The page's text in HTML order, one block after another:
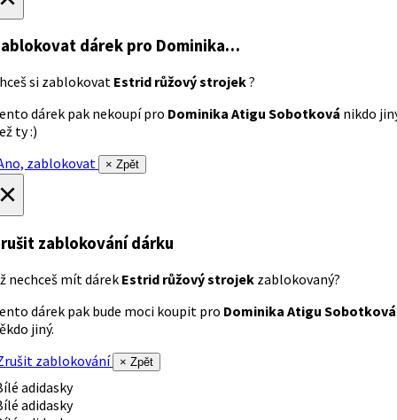
dárek pro Dominika…
si zablokovat Estrid růžový strojek?
dárek pak nekoupí pro Dominika Atigu Sobotková nikdo
ty :)
zablokovat
× Zpět
zablokování dárku
nechceš mít dárek Estrid růžový strojek zablokovaný?
dárek pak bude moci koupit pro Dominika Atigu Sobotková
jiný.
zablokování
× Zpět